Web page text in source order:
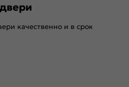
качественно и в срок